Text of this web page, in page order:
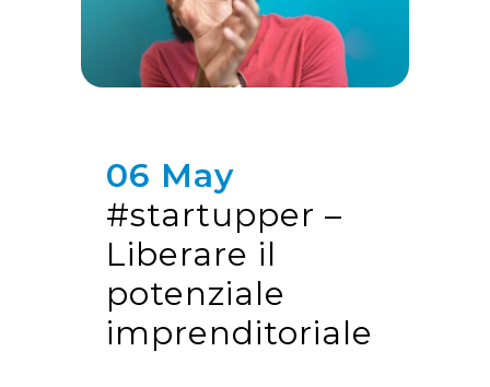
06 May
#startupper –
Liberare il
potenziale
imprenditoriale